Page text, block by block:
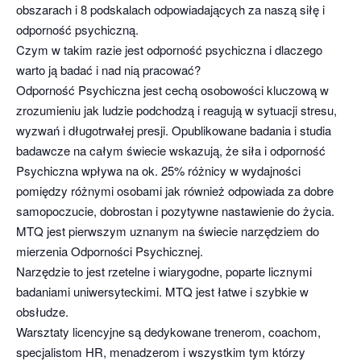
obszarach i 8 podskalach odpowiadających za naszą siłę i
odporność psychiczną.
Czym w takim razie jest odporność psychiczna i dlaczego
warto ją badać i nad nią pracować?
Odporność Psychiczna jest cechą osobowości kluczową w
zrozumieniu jak ludzie podchodzą i reagują w sytuacji stresu,
wyzwań i długotrwałej presji. Opublikowane badania i studia
badawcze na całym świecie wskazują, że siła i odporność
Psychiczna wpływa na ok. 25% różnicy w wydajności
pomiędzy różnymi osobami jak również odpowiada za dobre
samopoczucie, dobrostan i pozytywne nastawienie do życia.
MTQ jest pierwszym uznanym na świecie narzędziem do
mierzenia Odporności Psychicznej.
Narzędzie to jest rzetelne i wiarygodne, poparte licznymi
badaniami uniwersyteckimi. MTQ jest łatwe i szybkie w
obsłudze.
Warsztaty licencyjne są dedykowane trenerom, coachom,
specjalistom HR, menadzerom i wszystkim tym którzy